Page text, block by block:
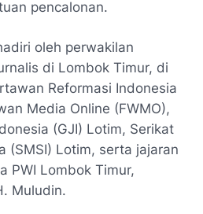
pencalonan.
oleh perwakilan
di Lombok Timur, di
Reformasi Indonesia
Media Online (FWMO),
(GJI) Lotim, Serikat
(SMSI) Lotim, serta jajaran
PWI Lombok Timur,
Muludin.